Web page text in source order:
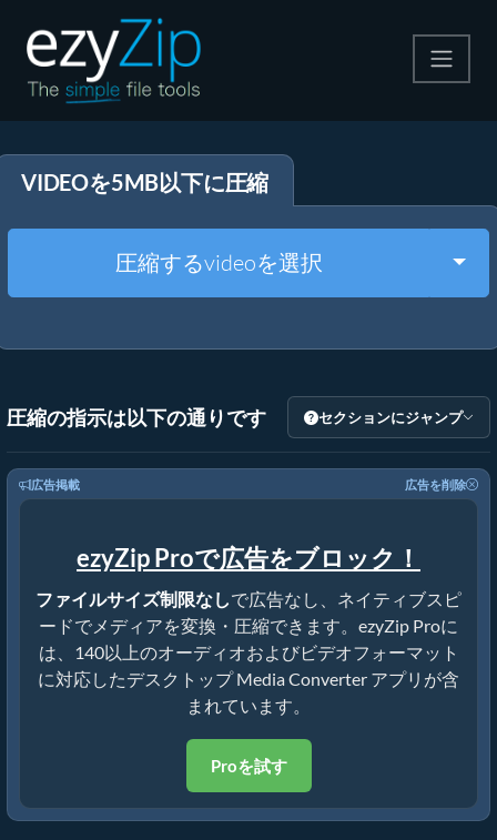
解凍する
その他のツール
VIDEOを5MB以下に圧縮
圧縮するvideoを選択
圧縮の指示は以下の通りです セクションにジャンプ
広告掲載 広告を削除
ezyZip Proで広告をブロック！
ファイルサイズ制限なしで広告なし、ネイティブスピ
ードでメディアを変換・圧縮できます。ezyZip Proに
は、140以上のオーディオおよびビデオフォーマット
に対応したデスクトップ Media Converter アプリが含
まれています。
Proを試す